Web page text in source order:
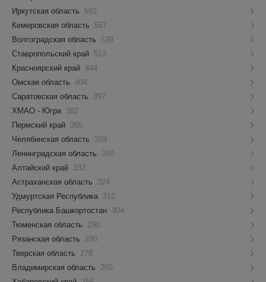
Иркутская область
592
Кемеровская область
557
Волгоградская область
539
Ставропольский край 513
Красноярский край 444
Омская область 404
Саратовская область
397
ХМАО - Югра 382
Пермский край 365
Челябинская область
359
Ленинградская область
350
Алтайский край 332
Астраханская область
324
Удмуртская Республика 312
Республика Башкортостан 304
Тюменская область
290
Рязанская область
280
Тверская область
278
Владимирская область
265